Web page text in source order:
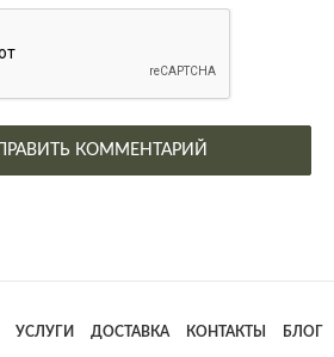
УСЛУГИ ДОСТАВКА КОНТАКТЫ БЛОГ